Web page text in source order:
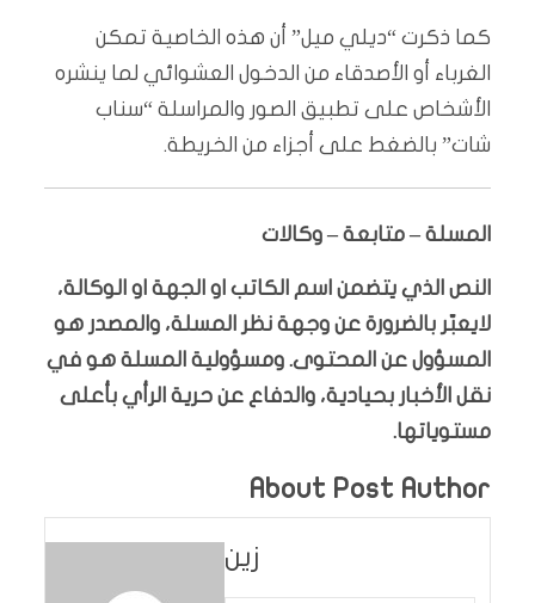
كما ذكرت “ديلي ميل” أن هذه الخاصية تمكن
الغرباء أو الأصدقاء من الدخول العشوائي لما ينشره
الأشخاص على تطبيق الصور والمراسلة “سناب
شات” بالضغط على أجزاء من الخريطة.
المسلة – متابعة – وكالات
النص الذي يتضمن اسم الكاتب او الجهة او الوكالة،
لايعبّر بالضرورة عن وجهة نظر المسلة، والمصدر هو
المسؤول عن المحتوى. ومسؤولية المسلة هو في
نقل الأخبار بحيادية، والدفاع عن حرية الرأي بأعلى
مستوياتها.
About Post Author
زين